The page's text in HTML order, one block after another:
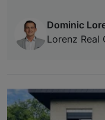
Dominic
Lorenz Real